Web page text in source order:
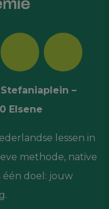
–
Elsene
lessen in
methode, native
één doel: jouw